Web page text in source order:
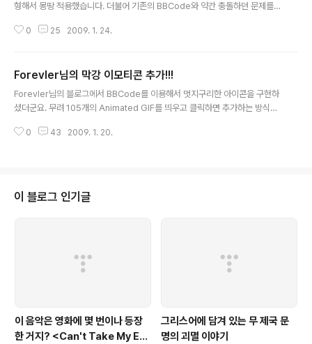
형해서 몽땅 적용했습니다. 더불어 기존의 BBCode와 약간 충돌하던 문제를
er_007.gif()이 충돌을 일으키는 문제를 수정 ※ 이 문제는 공개되어 있는 BBC
튼으로 변경
0 25 2009. 1. 24.
Forevler님의 막강 이모티콘 추가!!!
Forevler님의 블로그에서 BBCode를 이용해서 멋지구리한 아이콘을 구현하
셨더군요. 무려 105개의 Animated GIF를 띄우고 클릭하면 추가하는 방식이
복사했기 때문에 혹시나 Forevler님의 주소가 바뀌어도 문제없이 사용할 수
^;;;)
0 43 2009. 1. 20.
이 블로그 인기글
이 음악은 영화에 몇 번이나 등장
한 거지? <Can't Take My Eye
그리스어에 담겨 있는 무 제국 문
명의 괴멸 이야기